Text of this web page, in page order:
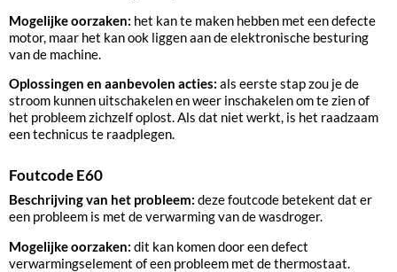
Mogelijke oorzaken: het kan te maken hebben met een defecte
motor, maar het kan ook liggen aan de elektronische besturing
van de machine.
Oplossingen en aanbevolen acties: als eerste stap zou je de
stroom kunnen uitschakelen en weer inschakelen om te zien of
het probleem zichzelf oplost. Als dat niet werkt, is het raadzaam
een technicus te raadplegen.
Foutcode E60
Beschrijving van het probleem: deze foutcode betekent dat er
een probleem is met de verwarming van de wasdroger.
Mogelijke oorzaken: dit kan komen door een defect
verwarmingselement of een probleem met de thermostaat.